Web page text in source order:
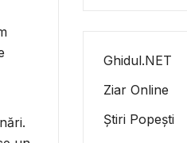
Ghidul.NET
Ziar Online
Știri Popești